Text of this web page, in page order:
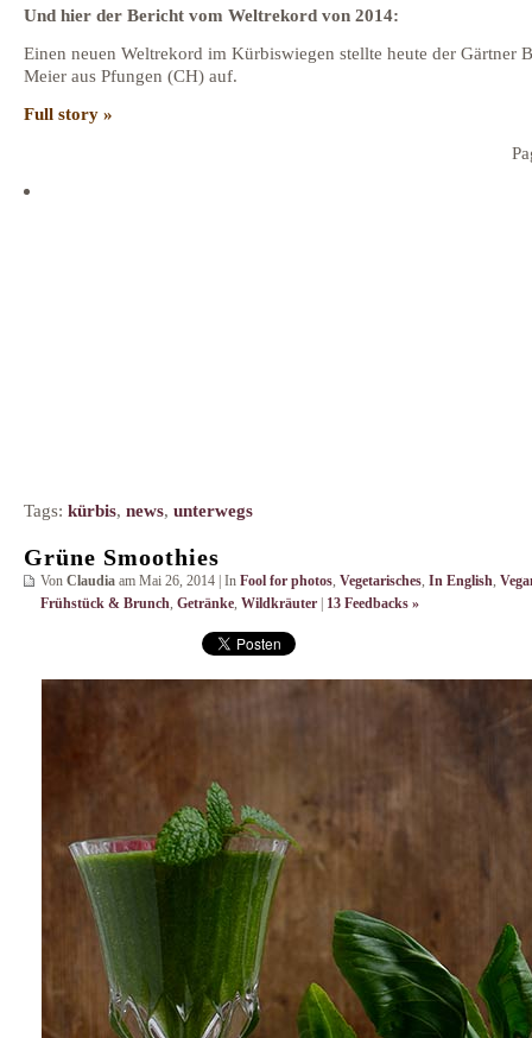
Und hier der Bericht vom Weltrekord von 2014:
Einen neuen Weltrekord im Kürbiswiegen stellte heute der Gärtner
Meier aus Pfungen (CH) auf.
Full story »
Tags: kürbis, news, unterwegs
Grüne Smoothies
Von Claudia am Mai 26, 2014 | In Fool for photos, Vegetarisches, In English,
Frühstück & Brunch, Getränke, Wildkräuter | 13 Feedbacks »